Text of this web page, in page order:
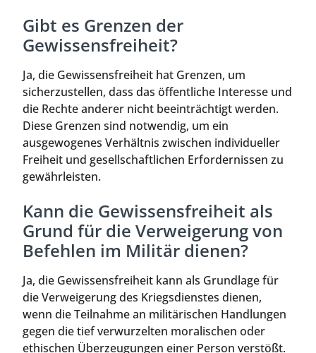
Gibt es Grenzen der
Gewissensfreiheit?
Ja, die Gewissensfreiheit hat Grenzen, um
sicherzustellen, dass das öffentliche Interesse und
die Rechte anderer nicht beeinträchtigt werden.
Diese Grenzen sind notwendig, um ein
ausgewogenes Verhältnis zwischen individueller
Freiheit und gesellschaftlichen Erfordernissen zu
gewährleisten.
Kann die Gewissensfreiheit als
Grund für die Verweigerung von
Befehlen im Militär dienen?
Ja, die Gewissensfreiheit kann als Grundlage für
die Verweigerung des Kriegsdienstes dienen,
wenn die Teilnahme an militärischen Handlungen
gegen die tief verwurzelten moralischen oder
ethischen Überzeugungen einer Person verstößt.